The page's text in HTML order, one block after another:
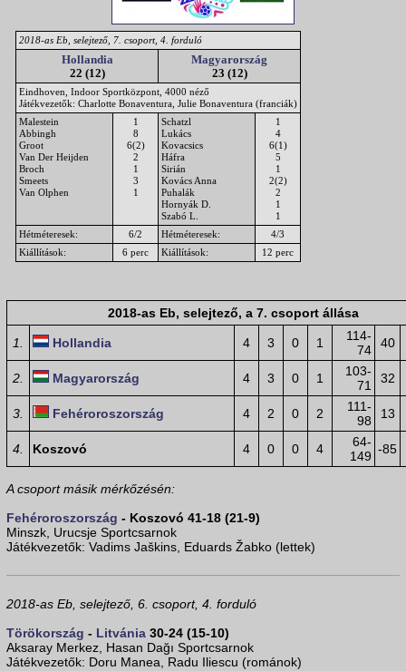
2018-as Eb, selejtező, 7. csoport, 4. forduló
Hollandia
22 (12)
Magyarország
23 (12)
Eindhoven, Indoor Sportközpont, 4000 néző
Játékvezetők: Charlotte Bonaventura, Julie Bonaventura (franciák)
Malestein
Abbingh
Groot
Van Der Heijden
Broch
Smeets
Van Olphen
1
8
6(2)
2
1
3
1
Schatzl
Lukács
Kovacsics
Háfra
Sirián
Kovács Anna
Puhalák
Hornyák D.
Szabó L.
1
4
6(1)
5
1
2(2)
2
1
1
Hétméteresek:
6/2 Hétméteresek:
4/3
Kiállítások:
6 perc Kiállítások: 12 perc
2018-as Eb, selejtező, a 7. csoport állása
1. Hollandia 4 3 0 1
114-
74
40
2. Magyarország 4 3 0 1
103-
71
32
3. Fehéroroszország 4 2 0 2
111-
98
13
4. Koszovó 4 0 0 4
64-
149 -85
A csoport másik mérkőzésén:
Fehéroroszország - Koszovó 41-18 (21-9)
Minszk, Urucsje Sportcsarnok
Játékvezetők: Vadims Jaškins, Eduards Žabko (lettek)
2018-as Eb, selejtező, 6. csoport, 4. forduló
Törökország - Litvánia 30-24 (15-10)
Aksaray Merkez, Hasan Dağı Sportcsarnok
Játékvezetők: Doru Manea, Radu Iliescu (románok)